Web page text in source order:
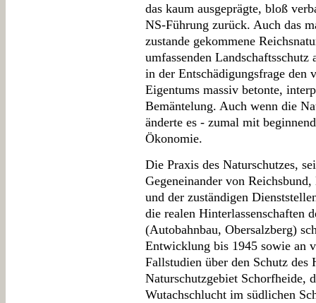
das kaum ausgeprägte, bloß
NS-Führung zurück. Auch das
zustande gekommene
umfassenden
in der Entschädigungsfrage den
Eigentums massiv betonte,
Bemäntelung. Auch wenn die
änderte es - zumal mit
Ökonomie.
Die Praxis des Naturschutzes,
Gegeneinander von
und der zuständigen
die realen Hinterlassenschaften
(Autobahnbau, Obersalzberg)
Entwicklung bis 1945 sowie an
Fallstudien über den Schutz
Naturschutzgebiet Schorfheide,
Wutachschlucht im südlichen